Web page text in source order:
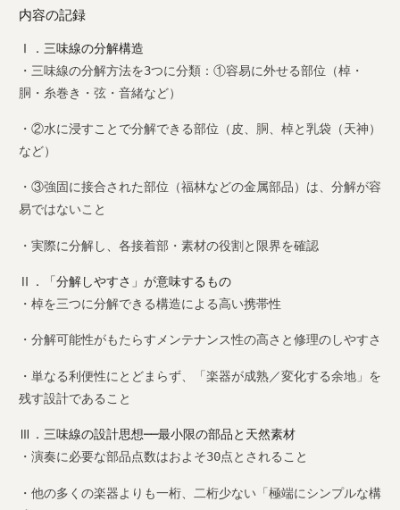
内容の記録
Ⅰ．三味線の分解構造
・三味線の分解方法を3つに分類：①容易に外せる部位（棹・
胴・糸巻き・弦・音緒など）
・②水に浸すことで分解できる部位（皮、胴、棹と乳袋（天神）
など）
・③強固に接合された部位（福林などの金属部品）は、分解が容
易ではないこと
・実際に分解し、各接着部・素材の役割と限界を確認
Ⅱ．「分解しやすさ」が意味するもの
・棹を三つに分解できる構造による高い携帯性
・分解可能性がもたらすメンテナンス性の高さと修理のしやすさ
・単なる利便性にとどまらず、「楽器が成熟／変化する余地」を
残す設計であること
Ⅲ．三味線の設計思想──最小限の部品と天然素材
・演奏に必要な部品点数はおよそ30点とされること
・他の多くの楽器よりも一桁、二桁少ない「極端にシンプルな構